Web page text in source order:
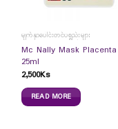
မျက်နှာပေါင်းတင်ပစ္စည်းများ
Mc Nally Mask Placenta
25ml
2,500Ks
READ MORE